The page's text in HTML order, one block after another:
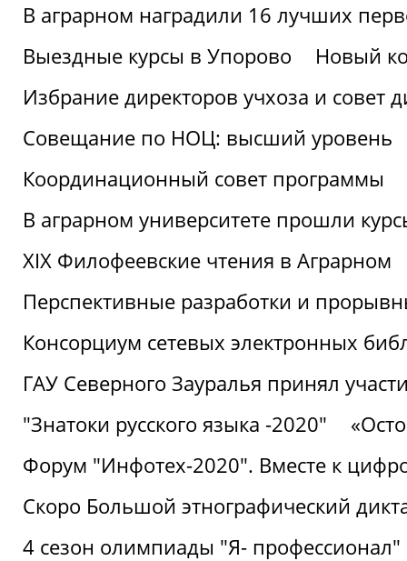
В аграрном наградили 16 лучших
Выездные курсы в Упорово
Новый
Избрание директоров учхоза и совет
Совещание по НОЦ: высший уровень
Координационный совет программы
В аграрном университете прошли
XIX Филофеевские чтения в Аграрном
Перспективные разработки и
Консорциум сетевых электронных
ГАУ Северного Зауралья принял
"Знатоки русского языка -2020"
Форум "Инфотех-2020". Вместе к
Скоро Большой этнографический
4 сезон олимпиады "Я- профессионал"